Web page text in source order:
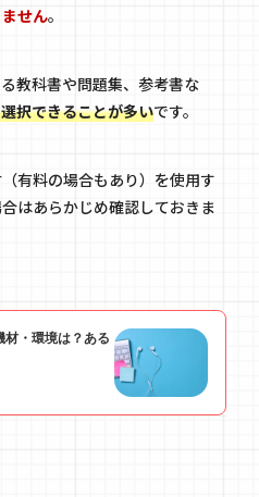
せん。
教科書や問題集、参考書な
択できることが多いです。
有料の場合もあり）を使用す
はあらかじめ確認しておきま